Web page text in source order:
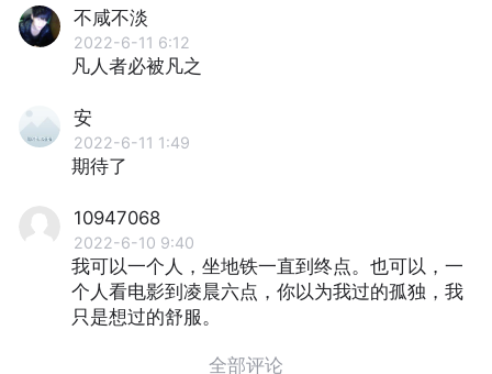
不咸不淡
2022-6-11 6:12
凡人者必被凡之
安
2022-6-11 1:49
期待了
10947068
2022-6-10 9:40
我可以一个人，坐地铁一直到终点。也可以，一
个人看电影到凌晨六点，你以为我过的孤独，我
只是想过的舒服。
全部评论